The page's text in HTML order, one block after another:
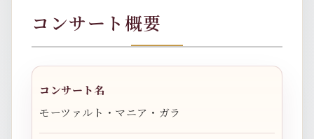
コンサート概要
コンサート名
モーツァルト・マニア・ガラ